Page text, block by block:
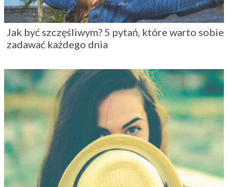
Jak być szczęśliwym? 5 pytań, które warto sobie
zadawać każdego dnia